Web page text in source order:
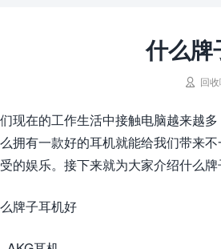
什么牌
 回收
现在的工作生活中接触电脑越来越
拥有一款好的耳机就能给我们带来
的娱乐。接下来就为大家介绍什么牌
牌子耳机好